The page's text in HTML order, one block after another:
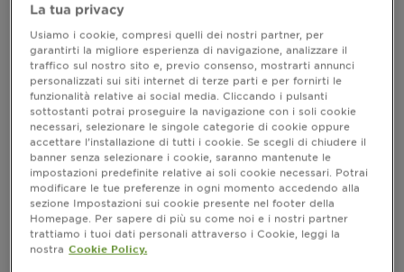
mattina per eliminare i residui di sebo e la sera per
togliere ogni traccia di make-up. Per quanto sia
bello concedersi dei trattamenti fra terme e centri
benessere, niente è più appagante e rilassante del
prendersi cura di sé nella tranquillità e semplicità di
casa: ci si può dedicare un pomeriggio intero
provando per esempio ad abbinare la maschera per
il viso a un buon libro e tè caldo. Se invece il tempo
a disposizione è un po’ meno, nessun problema:
esistono prodotti creati per avere un ottimo
risultato anche in pochi minuti. Vediamo le regole
d’oro per effettuare un’adeguata pulizia del viso a
casa.
Ogni quanto fare la pulizia del viso a
La tua privacy
Usiamo i cookie, compresi quelli dei nostri partner, per
garantirti la migliore esperienza di navigazione, analizzare il
traffico sul nostro sito e, previo consenso, mostrarti annunci
personalizzati sui siti internet di terze parti e per fornirti le
funzionalità relative ai social media. Cliccando i pulsanti
sottostanti potrai proseguire la navigazione con i soli cookie
necessari, selezionare le singole categorie di cookie oppure
accettare l’installazione di tutti i cookie. Se scegli di chiudere il
banner senza selezionare i cookie, saranno mantenute le
impostazioni predefinite relative ai soli cookie necessari. Potrai
modificare le tue preferenze in ogni momento accedendo alla
sezione Impostazioni sui cookie presente nel footer della
Homepage. Per sapere di più su come noi e i nostri partner
trattiamo i tuoi dati personali attraverso i Cookie, leggi la
nostra Cookie Policy.